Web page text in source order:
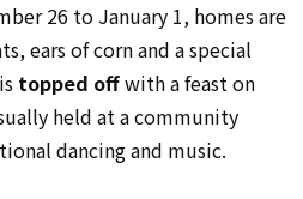
26 to January 1, homes are
ears of corn and a special
topped offwith a feast on
held at a community
dancing and music.